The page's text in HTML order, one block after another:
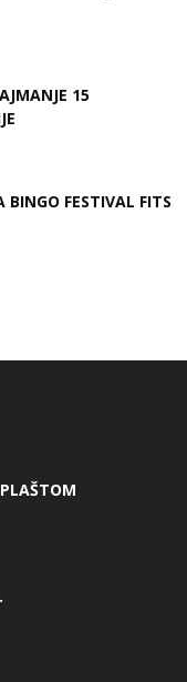
15
BINGO FESTIVAL FITS